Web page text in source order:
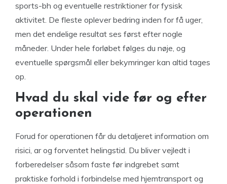
sports-bh og eventuelle restriktioner for fysisk
aktivitet. De fleste oplever bedring inden for få uger,
men det endelige resultat ses først efter nogle
måneder. Under hele forløbet følges du nøje, og
eventuelle spørgsmål eller bekymringer kan altid tages
op.
Hvad du skal vide før og efter
operationen
Forud for operationen får du detaljeret information om
risici, ar og forventet helingstid. Du bliver vejledt i
forberedelser såsom faste før indgrebet samt
praktiske forhold i forbindelse med hjemtransport og